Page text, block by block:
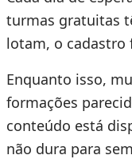
turmas gratuitas
lotam, o cadastro
Enquanto isso,
formações
conteúdo está
não dura para